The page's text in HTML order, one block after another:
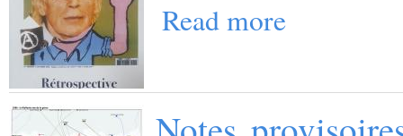
Read more